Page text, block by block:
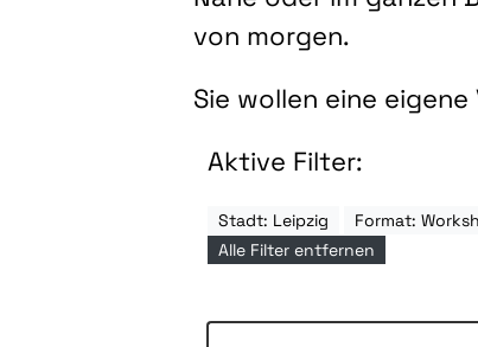
von morgen.
Sie wollen eine
Aktive Filter:
Stadt: Leipzig Format:
Alle Filter entfernen